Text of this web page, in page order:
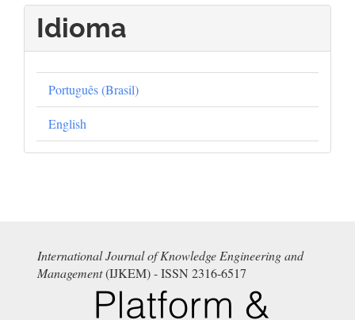
Idioma
Português (Brasil)
English
International Journal of Knowledge Engineering and
Management(IJKEM) - ISSN 2316-6517